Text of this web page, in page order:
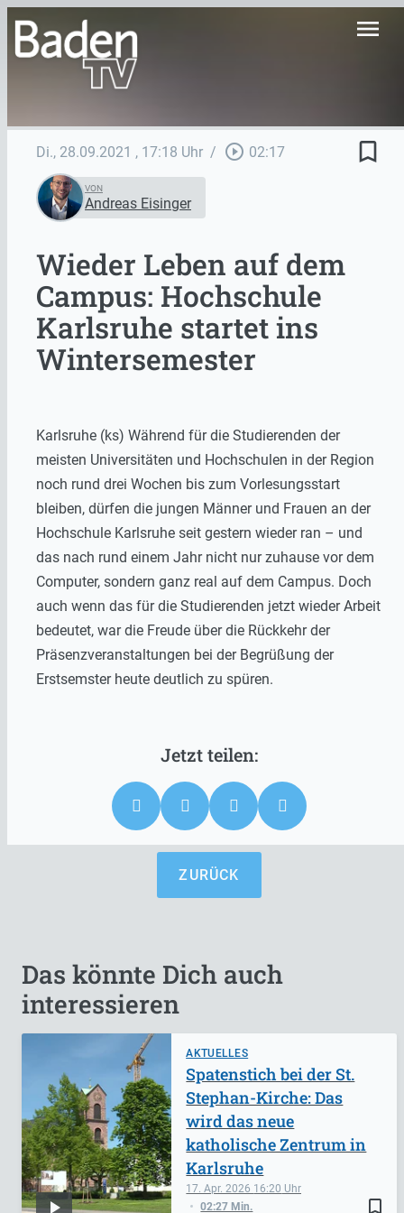
menu
Di., 28.09.2021 , 17:18 Uhr / play_circle_outline 02:17 bookmark_border
VON
Andreas Eisinger
Wieder Leben auf dem
Campus: Hochschule
Karlsruhe startet ins
Wintersemester
Karlsruhe (ks) Während für die Studierenden der
meisten Universitäten und Hochschulen in der Region
noch rund drei Wochen bis zum Vorlesungsstart
bleiben, dürfen die jungen Männer und Frauen an der
Hochschule Karlsruhe seit gestern wieder ran – und
das nach rund einem Jahr nicht nur zuhause vor dem
Computer, sondern ganz real auf dem Campus. Doch
auch wenn das für die Studierenden jetzt wieder Arbeit
bedeutet, war die Freude über die Rückkehr der
Präsenzveranstaltungen bei der Begrüßung der
Erstsemster heute deutlich zu spüren.
ZURÜCK
Das könnte Dich auch
interessieren
AKTUELLES
bookmark_border
17. Apr. 2026 16:20
02:27 Min.
Spatenstich bei der St.
Stephan-Kirche: Das
wird das neue
katholische Zentrum in
Karlsruhe